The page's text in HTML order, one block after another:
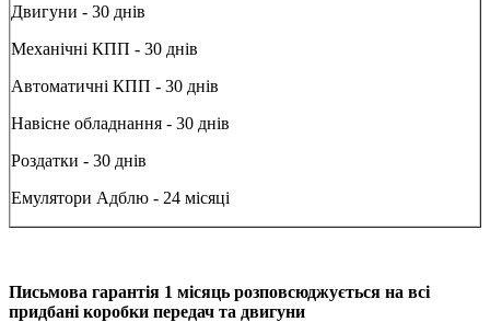
Двигуни - 30 днів
Механічні КПП - 30 днів
Автоматичні КПП - 30 днів
Навісне обладнання - 30 днів
Роздатки - 30 днів
Емулятори Адблю - 24 місяці
Письмова гарантія 1 місяць розповсюджується на всі
придбані коробки передач та двигуни